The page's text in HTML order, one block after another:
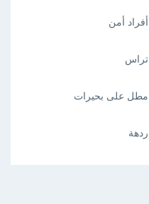
أفراد أمن
تراس
مطل على بحيرات
ردهة